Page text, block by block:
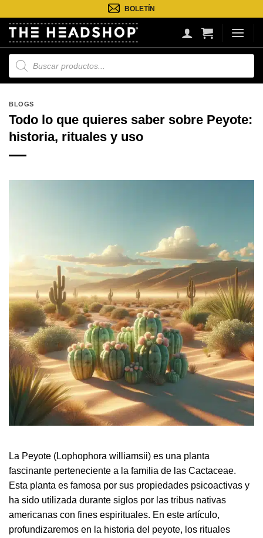
contenido
BOLETÍN
Búsqueda
de
productos
BLOGS
Todo lo que quieres saber sobre Peyote:
historia, rituales y uso
La Peyote (Lophophora williamsii) es una planta
fascinante perteneciente a la familia de las Cactaceae.
Esta planta es famosa por sus propiedades psicoactivas y
ha sido utilizada durante siglos por las tribus nativas
americanas con fines espirituales. En este artículo,
profundizaremos en la historia del peyote, los rituales